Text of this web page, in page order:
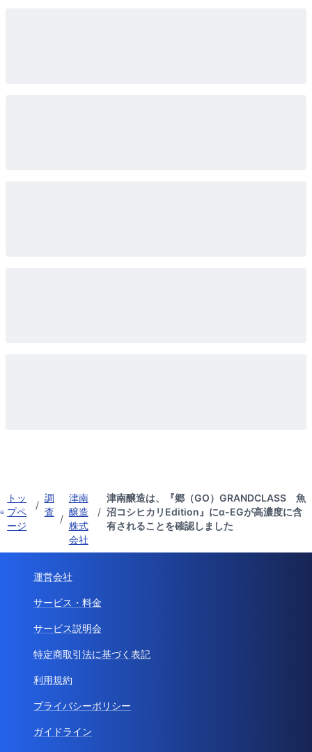
トッ
プペ
ージ
/
調
査
/
津南
醸造
株式
会社
/
津南醸造は、『郷（GO）GRANDCLASS 魚
沼コシヒカリEdition』にα-EGが高濃度に含
有されることを確認しました
運営会社
サービス・料金
サービス説明会
特定商取引法に基づく表記
利用規約
プライバシーポリシー
ガイドライン